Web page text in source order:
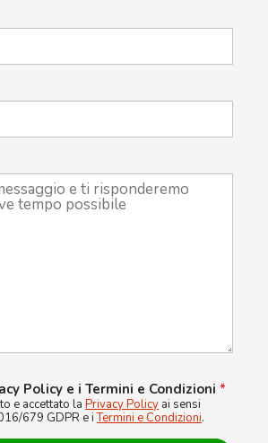
Policy e i Termini e Condizioni *
e accettato la Privacy Policy ai sensi
679 GDPR e iTermini e Condizioni.